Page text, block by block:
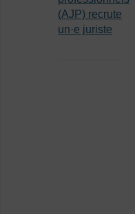
(AJP) recrute
un·e juriste